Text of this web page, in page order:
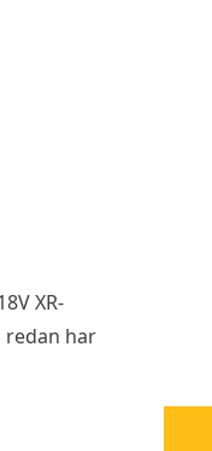
parallellt (1 x
XR-
redan har